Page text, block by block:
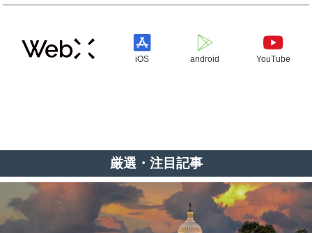
iOS android YouTube
厳選・注目記事